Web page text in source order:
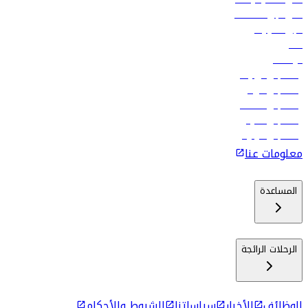
فلاي دبي للعطلات
تأجير السيارات
فنادق
الوظائف
رحلات إلى تبيليسي
رحلات إلى الرياض
رحلات إلى مسقط
رحلات إلى ماليه
رحلات إلى كولومبو
معلومات عنا
المساعدة
الرحلات الرائجة